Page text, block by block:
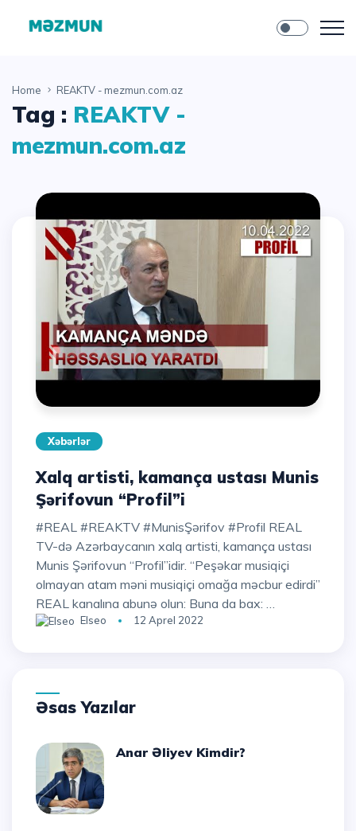
Home REAKTV - mezmun.com.az
Tag : REAKTV -
mezmun.com.az
Xəbərlər
Xalq artisti, kamança ustası Munis
Şərifovun “Profil”i
#REAL #REAKTV #MunisŞərifov #Profil REAL
TV-də Azərbaycanın xalq artisti, kamança ustası
Munis Şərifovun “Profil”idir. “Peşəkar musiqiçi
olmayan atam məni musiqiçi omağa məcbur edirdi”
REAL kanalına abunə olun: Buna da bax: …
Elseo 12 Aprel 2022
Əsas Yazılar
Anar Əliyev Kimdir?